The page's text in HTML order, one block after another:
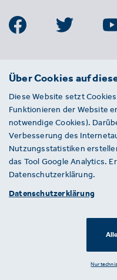
BDE
Entsorgungs-, Wasser- und
Kreislaufwirtschaft e. V.
Von-der-Heydt-Straße 2
D 10785 Berlin
Sie haben einen Fehler auf
gefunden? Ihnen ist ein
aufgefallen? Wir freuen uns
Über Cookies auf
Diese Website setzt
Funktionieren der Website
notwendige Cookies).
Verbesserung des
Nutzungsstatistiken
das Tool Google Analytics.
Datenschutzerklärung.
Datenschutzerklärung
Nur